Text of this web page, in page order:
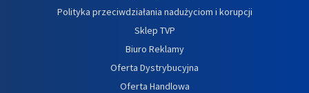
Polityka przeciwdziałania nadużyciom i korupcji
Sklep TVP
Biuro Reklamy
Oferta Dystrybucyjna
Oferta Handlowa